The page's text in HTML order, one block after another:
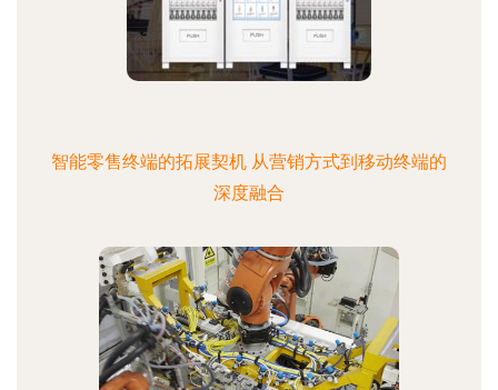
智能零售终端的拓展契机 从营销方式到移动终端的
深度融合